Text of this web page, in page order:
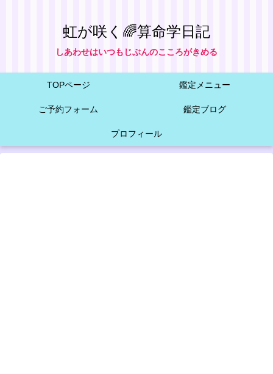
虹が咲く🌈算命学日記
しあわせはいつもじぶんのこころがきめる
TOPページ 鑑定メニュー
ご予約フォーム 鑑定ブログ
プロフィール